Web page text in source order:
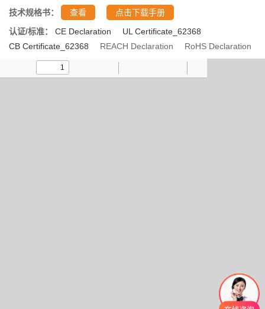
技术规格书： 查看
点击下载手册
认证/标准：
CE Declaration
UL Certificate_62368
CB Certificate_62368
REACH Declaration RoHS Declaration